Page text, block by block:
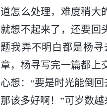
道怎么处理，难度稍大
就想不起来了，还要回
题我弄不明白都是杨
章，杨寻写完一篇都上
心想：“要是时光能倒
那该多好啊！”可岁数